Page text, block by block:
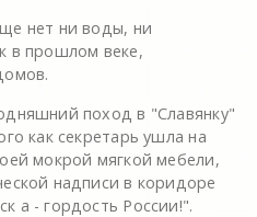
нет ни воды, ни
в прошлом веке,
поход в "Славянку"
как секретарь ушла на
мокрой мягкой мебели,
надписи в коридоре
а - гордость России!".